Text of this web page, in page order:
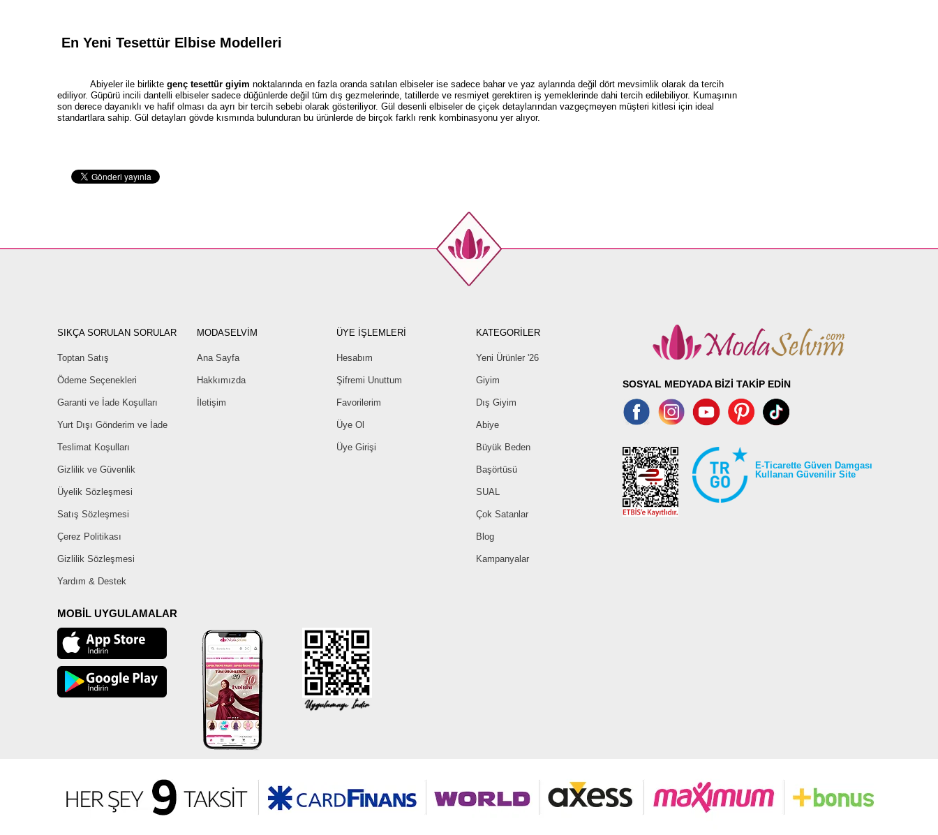
En Yeni Tesettür Elbise Modelleri
Abiyeler ile birlikte genç tesettür giyim noktalarında en fazla oranda satılan elbiseler ise sadece bahar ve yaz aylarında değil dört mevsimlik olarak da tercih
ediliyor. Güpürü incili dantelli elbiseler sadece düğünlerde değil tüm dış gezmelerinde, tatillerde ve resmiyet gerektiren iş yemeklerinde dahi tercih edilebiliyor. Kumaşının
son derece dayanıklı ve hafif olması da ayrı bir tercih sebebi olarak gösteriliyor. Gül desenli elbiseler de çiçek detaylarından vazgeçmeyen müşteri kitlesi için ideal
standartlara sahip. Gül detayları gövde kısmında bulunduran bu ürünlerde de birçok farklı renk kombinasyonu yer alıyor.
SIKÇA SORULAN SORULAR
Toptan Satış
Ödeme Seçenekleri
Garanti ve İade Koşulları
Yurt Dışı Gönderim ve İade
Teslimat Koşulları
Gizlilik ve Güvenlik
Üyelik Sözleşmesi
Satış Sözleşmesi
Çerez Politikası
Gizlilik Sözleşmesi
Yardım & Destek
MODASELVİM
Ana Sayfa
Hakkımızda
İletişim
ÜYE İŞLEMLERİ
Hesabım
Şifremi Unuttum
Favorilerim
Üye Ol
Üye Girişi
KATEGORİLER
Yeni Ürünler '26
Giyim
Dış Giyim
Abiye
Büyük Beden
Başörtüsü
SUAL
Çok Satanlar
Blog
Kampanyalar
MOBİL UYGULAMALAR
SOSYAL MEDYADA BİZİ TAKİP EDİN
E-Ticarette Güven Damgası
Kullanan Güvenilir Site